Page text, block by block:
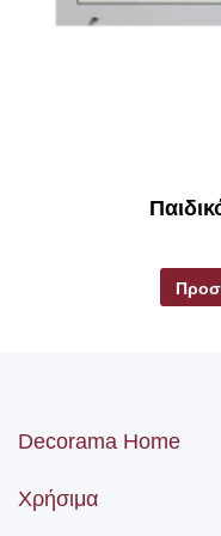
Decorama Home
Χρήσιμα